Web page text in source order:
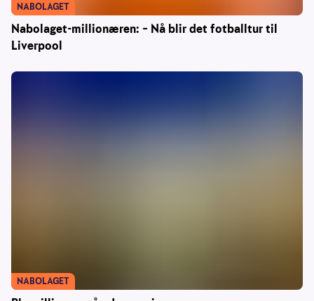
Nabolaget-millionæren: – Nå blir det fotballtur til
Liverpool
NABOLAGET
NABOLAGET